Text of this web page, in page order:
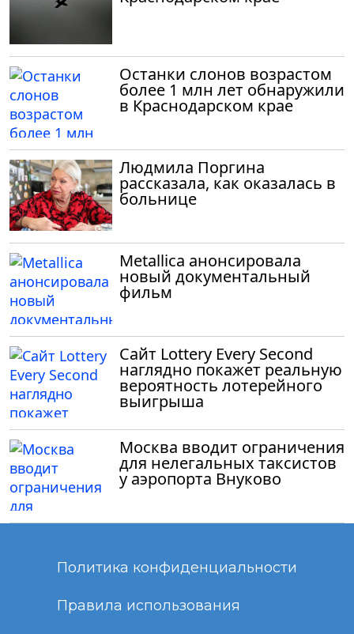
Останки слонов возрастом
более 1 млн лет обнаружили
в Краснодарском крае
Людмила Поргина
рассказала, как оказалась в
больнице
Metallica анонсировала
новый документальный
фильм
Сайт Lottery Every Second
наглядно покажет реальную
вероятность лотерейного
выигрыша
Москва вводит ограничения
для нелегальных таксистов
у аэропорта Внуково
Политика конфиденциальности
Правила использования